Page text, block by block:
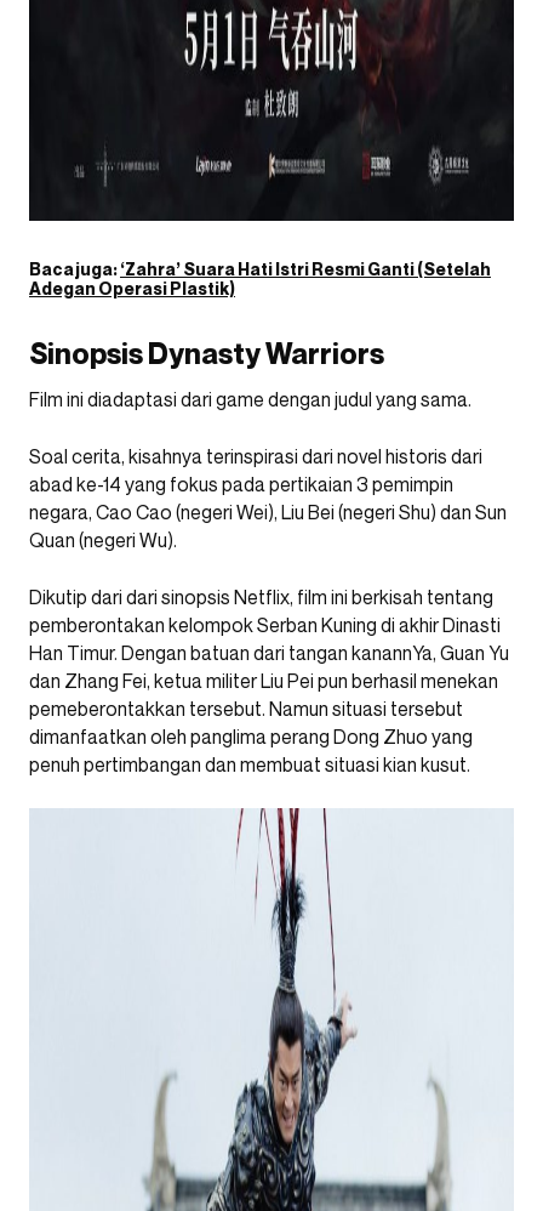
Baca juga:‘Zahra’ Suara Hati Istri Resmi Ganti (Setelah
Adegan Operasi Plastik)
Sinopsis Dynasty Warriors
Film ini diadaptasi dari game dengan judul yang sama.
Soal cerita, kisahnya terinspirasi dari novel historis dari
abad ke-14 yang fokus pada pertikaian 3 pemimpin
negara, Cao Cao (negeri Wei), Liu Bei (negeri Shu) dan Sun
Quan (negeri Wu).
Dikutip dari dari sinopsis Netflix, film ini berkisah tentang
pemberontakan kelompok Serban Kuning di akhir Dinasti
Han Timur. Dengan batuan dari tangan kanannYa, Guan Yu
dan Zhang Fei, ketua militer Liu Pei pun berhasil menekan
pemeberontakkan tersebut. Namun situasi tersebut
dimanfaatkan oleh panglima perang Dong Zhuo yang
penuh pertimbangan dan membuat situasi kian kusut.